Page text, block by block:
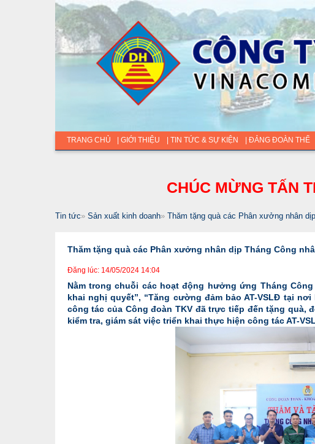
TRANG CHỦ | GIỚI THIỆU | TIN TỨC & SỰ KIỆN | ĐẢNG ĐOÀN THỂ
CHÚC MỪNG TẤN
Tin tức» Sản xuất kinh doanh» Thăm tặng quà các Phân xưởng nhân
Thăm tặng quà các Phân xưởng nhân dịp Tháng Công
Đăng lúc: 14/05/2024 14:04
Nằm trong chuỗi các hoạt động hưởng ứng Tháng
khai nghị quyết”, “Tăng cường đảm bảo AT-VSLĐ tại
công tác của Công đoàn TKV đã trực tiếp đến tặng
kiểm tra, giám sát việc triển khai thực hiện công tác AT-